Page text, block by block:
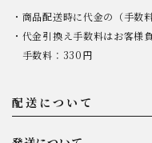
・商品配送時に代金の（手数
・代金引換え手数料はお客様
手数料：330円
配送について